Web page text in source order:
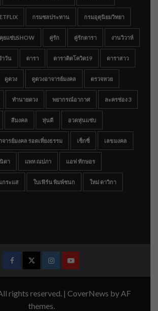
กรมชลประทาน กรมอุตุนิยมวิทยา
คุยแซ่บSHOW คู่รัก คู่รักดารา งานวิวาห์
ำวัน ดารา ดาราติดโควิด19 ดาราสาว
ดูดวง ดูดวงอาจารย์มงคล ตรวจหวย
ทำนายดวง พยากรณ์อากาศ ละครช่อง 3
สีมงคล หุ่นดี อวดหุ่นแซ่บ
จารย์มงคล รอดเที่ยงธรรม เซ็กซี่ เลขมงคล
ดา แพท ณปภา แอฟ ทักษอร
กระแส ใบเฟิร์น พิมพ์ชนก ใหม่ ดาวิกา
FacebookTwitterInstagramYoutube
rights reserved. | CoverNews by AF
themes.